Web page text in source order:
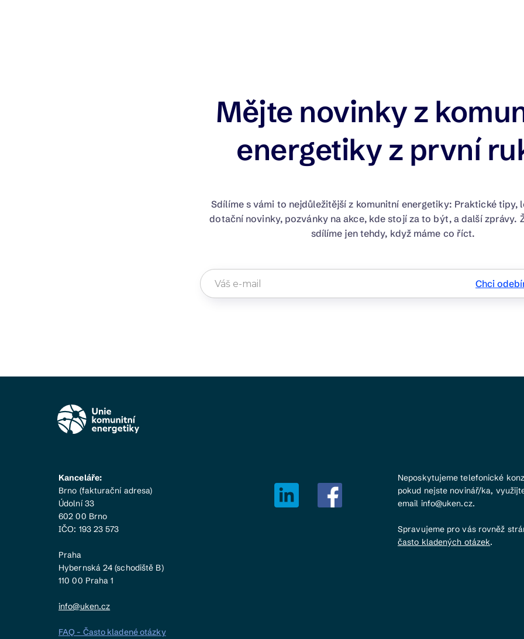
Mějte novinky z
energetiky z první
Sdílíme s vámi to nejdůležitější z komunitní energetiky: Praktické tipy,
dotační novinky, pozvánky na akce, kde stojí za to být, a další zprávy.
sdílíme jen tehdy, když máme co říct.
Kanceláře:
Brno (fakturační adresa)
Údolní 33
602 00 Brno
IČO: 193 23 573
Praha
Hybernská 24 (schodiště B)
110 00 Praha 1
info@uken.cz
FAQ - Často kladené otázky
Neposkytujeme telefonické
pokud nejste novinář/ka,
email info@uken.cz.
Spravujeme pro vás rovněž
často kladených otázek.